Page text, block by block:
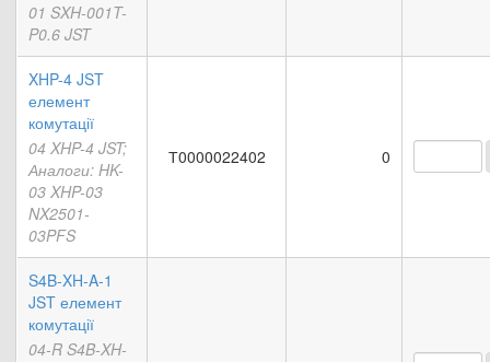
01 SXH-001T-
P0.6 JST
XHP-4 JST
елемент
комутації
04 XHP-4 JST;
Аналоги: HK-
03 XHP-03
NX2501-
03PFS
Т0000022402 0
S4B-XH-A-1
JST елемент
комутації
04-R S4B-XH-